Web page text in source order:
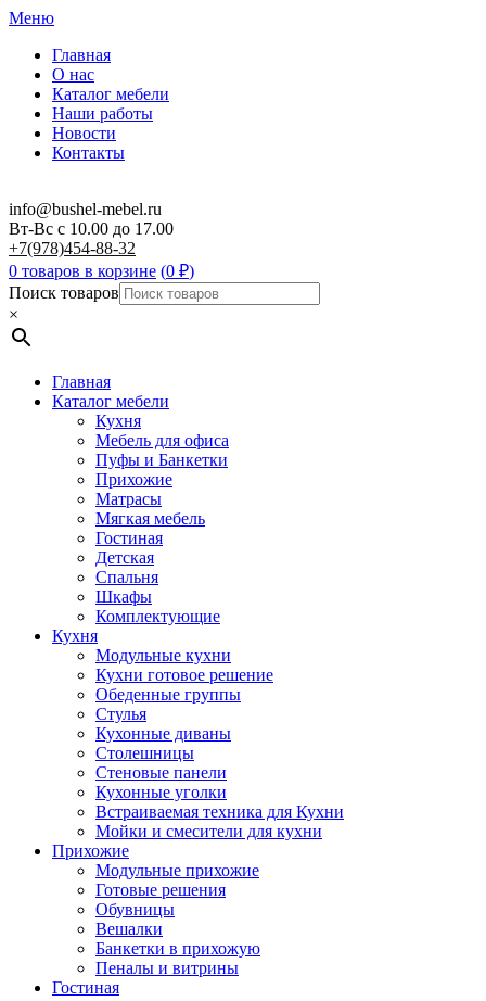
Меню
Главная
О нас
Каталог мебели
Наши работы
Новости
Контакты
info@bushel-mebel.ru
Вт-Вс c 10.00 до 17.00
+7(978)454-88-32
0 товаров в корзине (0 ₽)
Поиск товаров
×
Главная
Каталог мебели
Кухня
Мебель для офиса
Пуфы и Банкетки
Прихожие
Матрасы
Мягкая мебель
Гостиная
Детская
Спальня
Шкафы
Комплектующие
Кухня
Модульные кухни
Кухни готовое решение
Обеденные группы
Стулья
Кухонные диваны
Столешницы
Стеновые панели
Кухонные уголки
Встраиваемая техника для Кухни
Мойки и смесители для кухни
Прихожие
Модульные прихожие
Готовые решения
Обувницы
Вешалки
Банкетки в прихожую
Пеналы и витрины
Гостиная